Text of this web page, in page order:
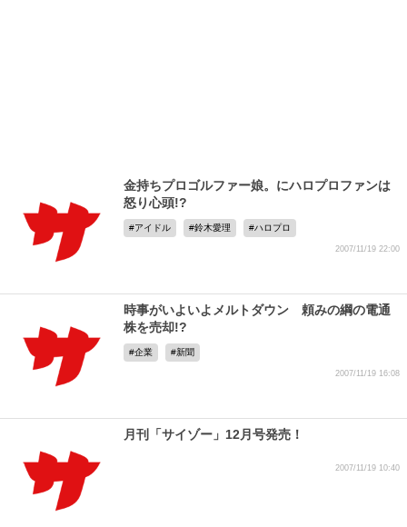
金持ちプロゴルファー娘。にハロプロファンは
怒り心頭!?
アイドル 鈴木愛理 ハロプロ
2007/11/19 22:00
時事がいよいよメルトダウン 頼みの綱の電通
株を売却!?
企業 新聞
2007/11/19 16:08
月刊「サイゾー」12月号発売！
2007/11/19 10:40